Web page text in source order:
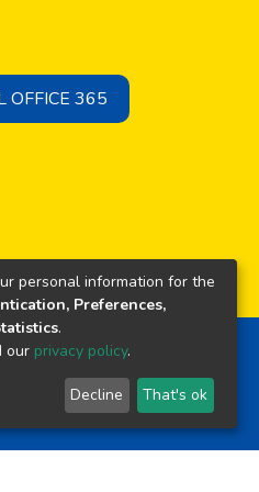
OFFICE 365
personal information for the
Preferences,
.
our privacy policy.
Decline That's ok